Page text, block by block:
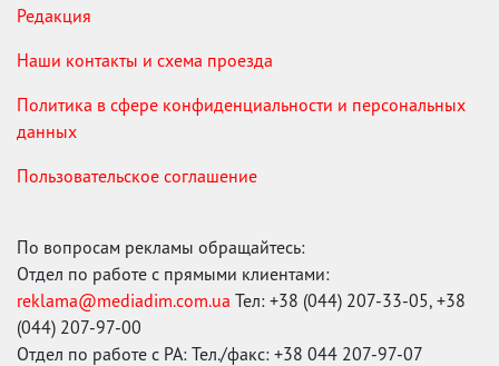
Редакция
Наши контакты и схема проезда
Политика в сфере конфиденциальности и персональных
данных
Пользовательское соглашение
По вопросам рекламы обращайтесь:
Отдел по работе с прямыми клиентами:
reklama@mediadim.com.ua Тел: +38 (044) 207-33-05, +38
(044) 207-97-00
Отдел по работе с РА: Тел./факс: +38 044 207-97-07